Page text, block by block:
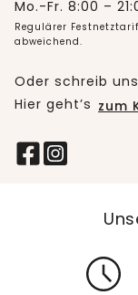
Mo.-Fr. 8:00 –
Regulärer
abweichend.
Oder schreib
Hier geht’s zum